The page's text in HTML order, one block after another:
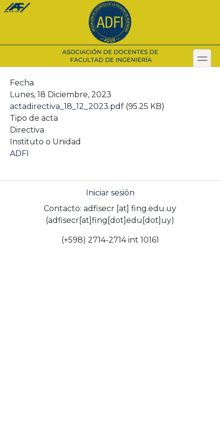
Pasar
toggle
Secondary menu
Fecha
Lunes, 18 Diciembre, 2023
actadirectiva_18_12_2023.pdf (95.25 KB)
Tipo de acta
Directiva
Instituto o Unidad
ADFI
Iniciar sesión
Contacto: adfisecr [at] fing.edu.uy
(adfisecr[at]fing[dot]edu[dot]uy)
(+598) 2714-2714 int 10161